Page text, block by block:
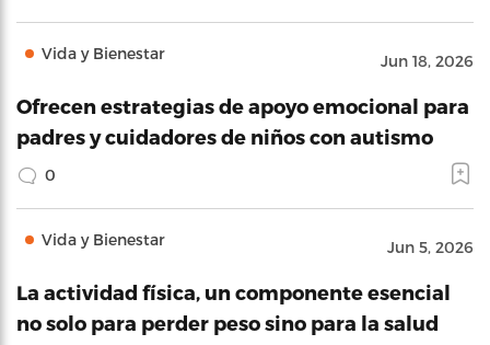
Vida y Bienestar Jun 18, 2026
Ofrecen estrategias de apoyo emocional para
padres y cuidadores de niños con autismo
0
Vida y Bienestar Jun 5, 2026
La actividad física, un componente esencial
no solo para perder peso sino para la salud